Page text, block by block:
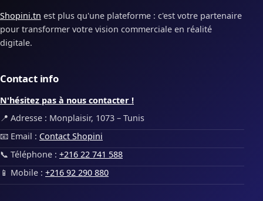
Shopini.tn est plus qu'une plateforme : c'est votre partenaire
pour transformer votre vision commerciale en réalité
digitale.
Contact info
N'hésitez pas à nous contacter !
📍 Adresse : Monplaisir, 1073 – Tunis
📧 Email : Contact Shopini
📞 Téléphone : +216 22 741 588
📱 Mobile : +216 92 290 880